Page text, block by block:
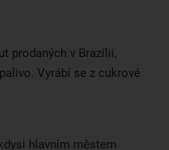
prodaných v Brazílii,
Vyrábí se z cukrové
hlavním městem